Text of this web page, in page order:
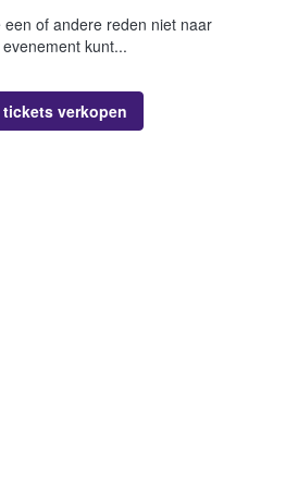
een of andere reden niet naar
kunt...
tickets verkopen